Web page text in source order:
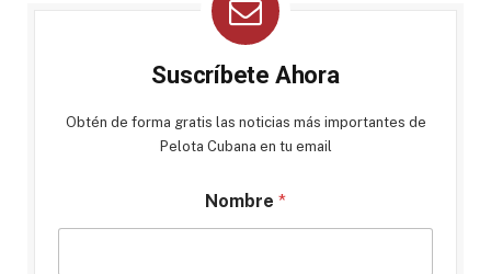
Suscríbete Ahora
Obtén de forma gratis las noticias más importantes de
Pelota Cubana en tu email
Nombre *